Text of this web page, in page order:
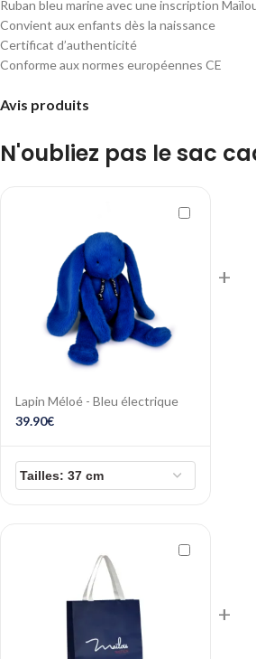
Ruban bleu marine avec une inscription
Convient aux enfants dès la naissance
Certificat d’authenticité
Conforme aux normes européennes CE
Avis produits
N'oubliez pas le sac
Lapin Méloé - Bleu électrique
39.90€
+
+